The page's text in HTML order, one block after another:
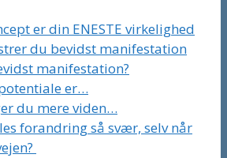
er din ENESTE virkelighed
du bevidst manifestation
manifestation?
er…
du mere viden…
forandring så svær, selv når